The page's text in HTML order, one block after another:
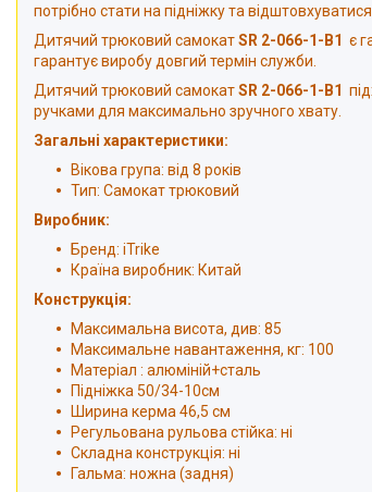
потрібно стати на підніжку та
Дитячий трюковий самокатSR 2-066-1-B1 є
гарантує виробу довгий термін служби.
Дитячий трюковий самокатSR 2-066-1-B1
ручками для максимально зручного хвату.
Загальні характеристики:
Вікова група: від 8 років
Тип: Самокат трюковий
Виробник:
Бренд: iTrike
Країна виробник: Китай
Конструкція:
Максимальна висота, див: 85
Максимальне навантаження, кг: 100
Матеріал : алюміній+сталь
Підніжка 50/34-10см
Ширина керма 46,5 см
Регульована рульова стійка: ні
Складна конструкція: ні
Гальма: ножна (задня)